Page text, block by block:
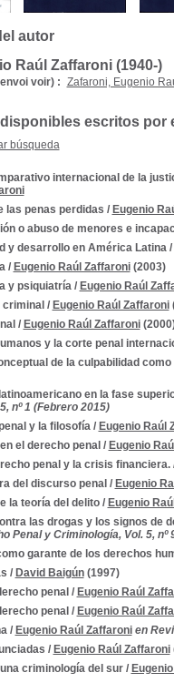
autor
Raúl Zaffaroni (1940-)
voir) : Zafaroni, Eugenio
escritos por
búsqueda
internacional de la
las penas perdidas / Eugenio
o abuso de menores e
y desarrollo en América Latina/
/ Eugenio Raúl Zaffaroni(2003)
y psiquiatría/ Eugenio Raúl
criminal / Eugenio Raúl Zaffaroni
/ Eugenio Raúl Zaffaroni
y la corte penal
de la culpabilidad
en la fase
nº 1 (Febrero 2015)
y la filosofía/ Eugenio Raúl
el derecho penal / Eugenio
penal y la crisis financiera.
del discurso penal / Eugenio
la teoría del delito/ Eugenio
las drogas y los signos de
Penal y Criminología, Vol. 5, nº
garante de los derechos
/ David Baigún(1997)
penal / Eugenio Raúl
penal / Eugenio Raúl
/ Eugenio Raúl Zaffaroni en
/ Eugenio Raúl Zaffaroni
criminología del sur/